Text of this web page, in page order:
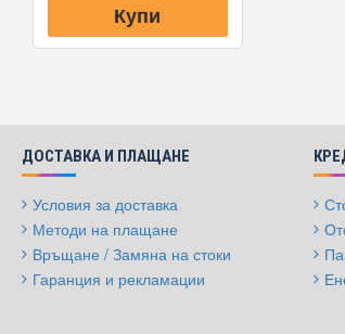
Купи
ДОСТАВКА И ПЛАЩАНЕ
Условия за доставка
Методи на плащане
Връщане / Замяна на стоки
Гаранция и рекламации